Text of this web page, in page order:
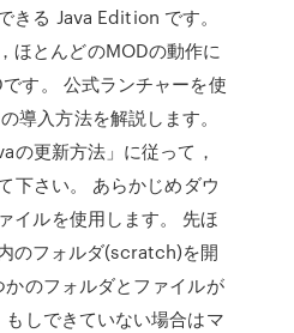
きる Java Edition です。
とんどのMODの動作に
す。 公式ランチャーを使
入方法を解説します。
の更新方法」に従って，
下さい。 あらかじめダウ
イルを使用します。 先ほ
のフォルダ(scratch)を開
のフォルダとファイルが
しできていない場合はマ